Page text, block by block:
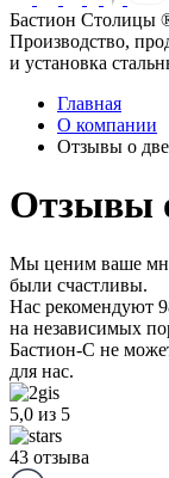
Бастион Столицы
Производство,
и установка
Главная
О компании
Отзывы о
Отзывы
Мы ценим ваше
были счастливы.
Нас рекомендуют
на независимых
Бастион-С не
для нас.
5,0 из 5
43 отзыва